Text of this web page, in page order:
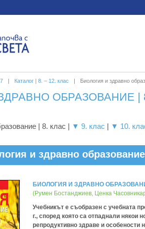
| Каталог | 8. – 12. клас | Биология и здравно
ОБРАЗОВАНИЕ |
| 8. клас | ▼ 9. клас | ▼ 10.
и здравно
БИОЛОГИЯ И ЗДРАВНО
(Румен Бостанджиев, Ценка
Учебникът е съобразен с учебната
г., според която са отпаднали някои
репродуктивно здраве и особености